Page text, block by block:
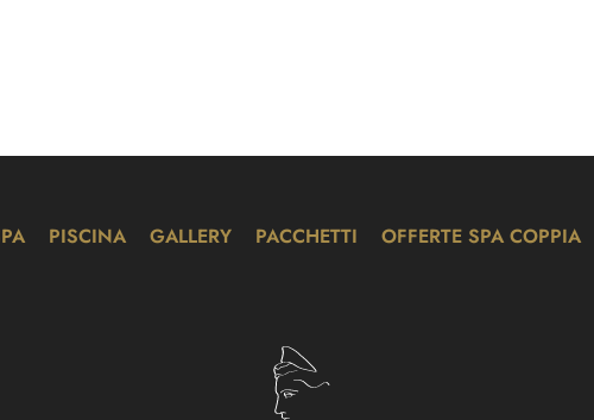
PISCINA GALLERY PACCHETTI OFFERTE SPA COPPIA